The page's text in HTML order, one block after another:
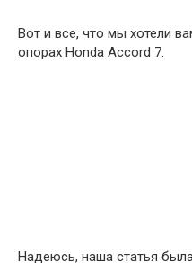
Вот и все, что мы хотели
опорах Honda Accord 7.
Надеюсь, наша статья